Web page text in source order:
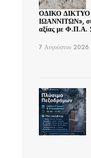
ΟΔΙΚΟ
ΙΩΑΝΝΙΤΩΝ»,
αξίας με
7 Αυγούστου 2026